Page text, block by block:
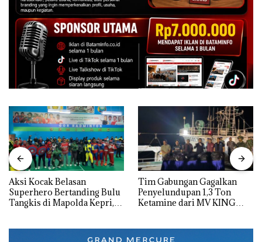
Aksi Kocak Belasan
Superhero Bertanding Bulu
Tangkis di Mapolda Kepri,
Tim Gabungan Gagalkan
Penyelundupan 1,3 Ton
Ketamine dari MV KING